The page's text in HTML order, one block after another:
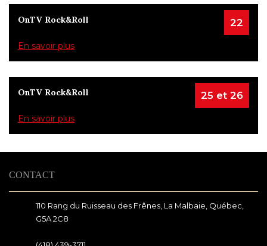
22
OnTV Rock&Roll
En savoir plus
25 et 26
OnTV Rock&Roll
En savoir plus
CONTACT
110 Rang du Ruisseau des Frênes, La Malbaie, Québec,
G5A 2C8